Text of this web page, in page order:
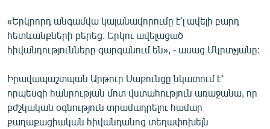
«Երկրորդ անգամվա կալանավորումը է՛լ ավելի բարդ
հետևանքների բերեց։ Երկու ավելացած
հիվանդությունները զարգանում են», - ասաց Մկրտչյանը:
Իրավապաշտպան Արթուր Սաքունցը նկատում է՝
որպեսզի հանրության մոտ վստահություն առաջանա, որ
բժշկական օգնություն տրամադրելու համար
քաղաքացիական հիվանդանոց տեղափոխելն